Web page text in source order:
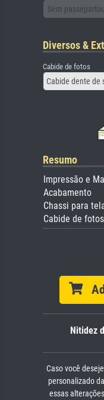
Sem
Diversos &
Cabide de fotos
Cabide dente de
Resumo
Impressão e
Acabamento
Chassi para
Cabide de fotos
Nitidez
Caso você
personalizado
essas